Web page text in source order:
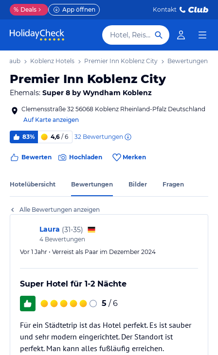
% Deals App öffnen Kontakt
Hotel, Reiseziel
Koblenz Hotels Premier Inn Koblenz City Bewertungen
Premier Inn Koblenz City
Ehemals: Super 8 by Wyndham Koblenz
Clemensstraße 32 56068 Koblenz Rheinland-Pfalz Deutschland
Auf Karte anzeigen
83% 4,6 / 6 32 Bewertungen
Bewerten Hochladen Merken
Hotelübersicht Bewertungen Bilder Fragen
Alle Bewertungen anzeigen
Laura (31-35)
4 Bewertungen
Vor 1 Jahr • Verreist als Paar im Dezember 2024
Super Hotel für 1-2 Nächte
5 / 6
Für ein Städtetrip ist das Hotel perfekt. Es ist sauber
und sehr modern eingerichtet. Der Standort ist
perfekt. Man kann alles fußläufig erreichen.